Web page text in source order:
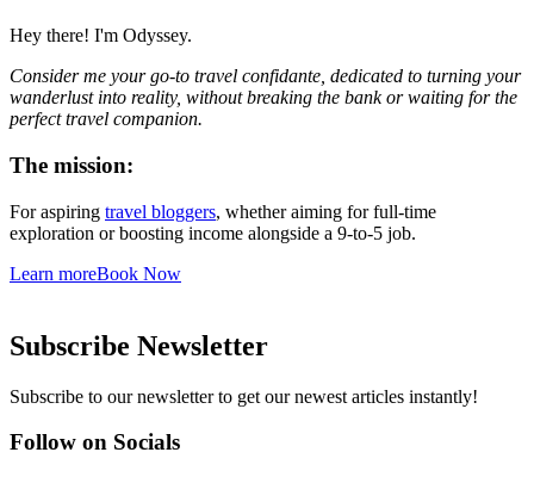
Hey there! I'm Odyssey.
Consider me your go-to travel confidante, dedicated to turning your
wanderlust into reality, without breaking the bank or waiting for the
perfect travel companion.
The mission:
For aspiring travel bloggers, whether aiming for full-time
exploration or boosting income alongside a 9-to-5 job.
Learn moreBook Now
Subscribe Newsletter
Subscribe to our newsletter to get our newest articles instantly!
Follow on Socials